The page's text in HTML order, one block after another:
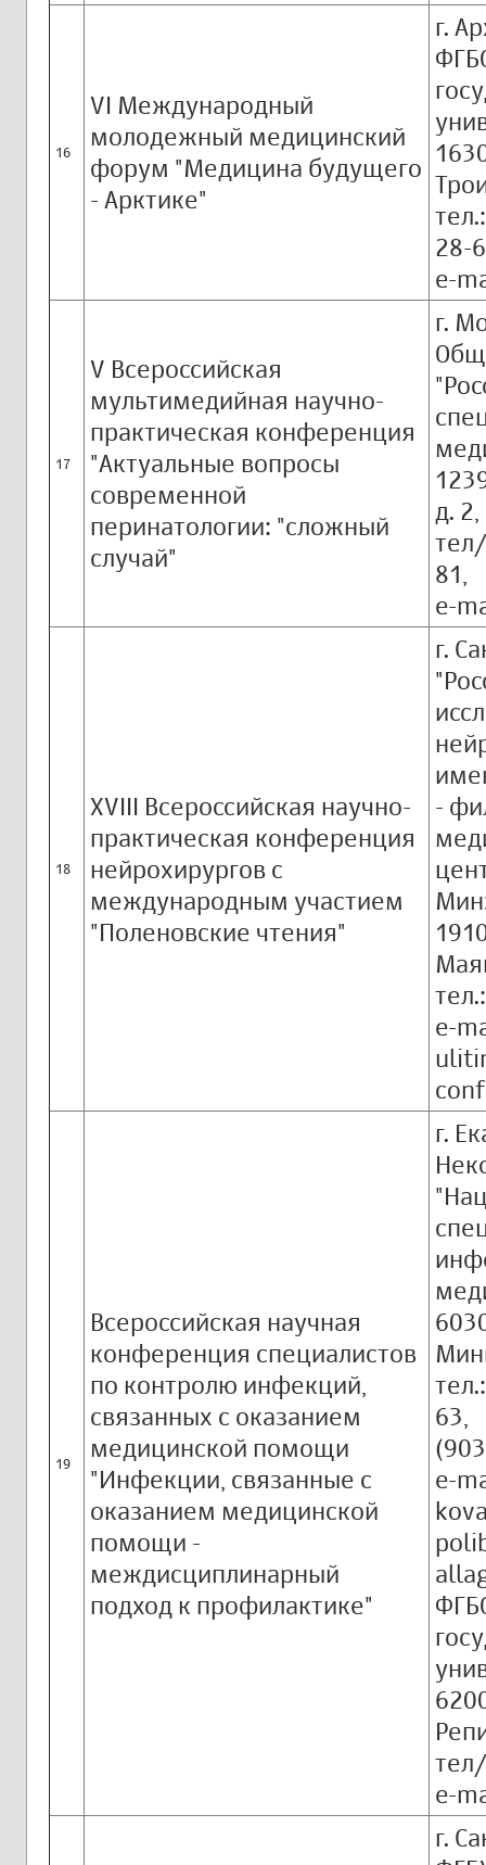
16
VI Международный
молодежный медицинский
форум "Медицина будущего
- Арктике"
г.
28-
e-
17
V Всероссийская
мультимедийная научно-
практическая конференция
"Актуальные вопросы
современной
перинатологии: "сложный
случай"
г.
д. 2,
81,
e-
18
XVIII Всероссийская научно-
практическая конференция
нейрохирургов с
международным участием
"Поленовские чтения"
г.
-
e-
19
Всероссийская научная
конференция специалистов
по контролю инфекций,
связанных с оказанием
медицинской помощи
"Инфекции, связанные с
оказанием медицинской
помощи -
междисциплинарный
подход к профилактике"
г.
63,
e-
e-
г.